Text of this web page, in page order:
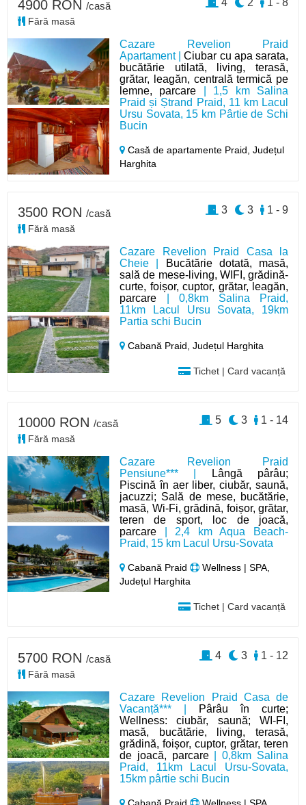
Cazare Revelion Praid
Apartament |Ciubar cu apa sarata,
bucătărie utilată, living, terasă,
grătar, leagăn, centrală termică pe
lemne, parcare | 1,5 km Salina
Praid și Ștrand Praid, 11 km Lacul
Ursu Sovata, 15 km Pârtie de Schi
Bucin
Casă de apartamente Praid,Județul
Harghita
4900 RON /casă
Fără masă
1 - 8
2
4
Cazare Revelion Praid Casa la
Cheie |
Bucătărie dotată, masă,
sală de mese-living, WIFI, grădină-
curte, foișor, cuptor, grătar, leagăn,
parcare | 0,8km Salina Praid,
11km Lacul Ursu Sovata, 19km
Partia schi Bucin
Cabană Praid,Județul Harghita
Tichet | Card vacanță
3500 RON /casă
Fără masă
1 - 9
3
3
Cazare Revelion Praid
Pensiune*** |
Lângă pârâu;
Piscină în aer liber, ciubăr, saună,
jacuzzi; Sală de mese, bucătărie,
masă, Wi-Fi, grădină, foișor, grătar,
teren de sport, loc de joacă,
parcare | 2,4 km Aqua Beach-
Praid, 15 km Lacul Ursu-Sovata
Cabană Praid
Wellness | SPA,
Județul Harghita
Tichet | Card vacanță
10000 RON /casă
Fără masă
1 - 14
3
5
Cazare Revelion Praid Casa de
Vacanță*** |
Pârâu în curte;
Wellness: ciubăr, saună; WI-FI,
masă, bucătărie, living, terasă,
grădină, foișor, cuptor, grătar, teren
de joacă, parcare| 0,8km Salina
Praid, 11km Lacul Ursu-Sovata,
15km pârtie schi Bucin
5700 RON /casă
Fără masă
1 - 12
3
4